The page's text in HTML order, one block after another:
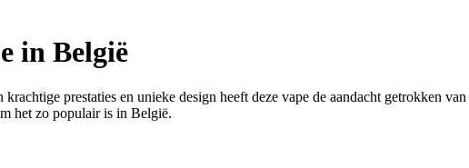
in België
prestaties en unieke design heeft deze vape de aandacht getrokken van
het zo populair is in België.